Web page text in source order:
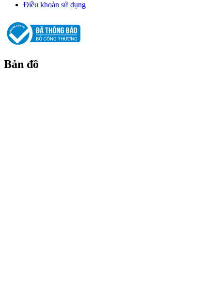
Điều khoản sử dụng
Bản đồ